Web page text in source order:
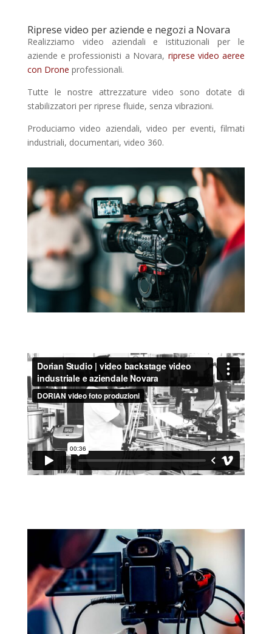
Riprese video per aziende e negozi a Novara
Realizziamo video aziendali e istituzionali per le
aziende e professionisti a Novara, riprese video aeree
con Drone professionali.
Tutte le nostre attrezzature video sono dotate di
stabilizzatori per riprese fluide, senza vibrazioni.
Produciamo video aziendali, video per eventi, filmati
industriali, documentari, video 360.